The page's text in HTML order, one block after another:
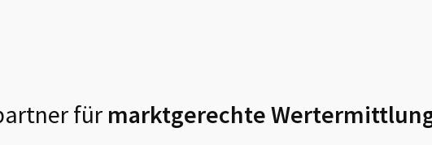
fürmarktgerechte